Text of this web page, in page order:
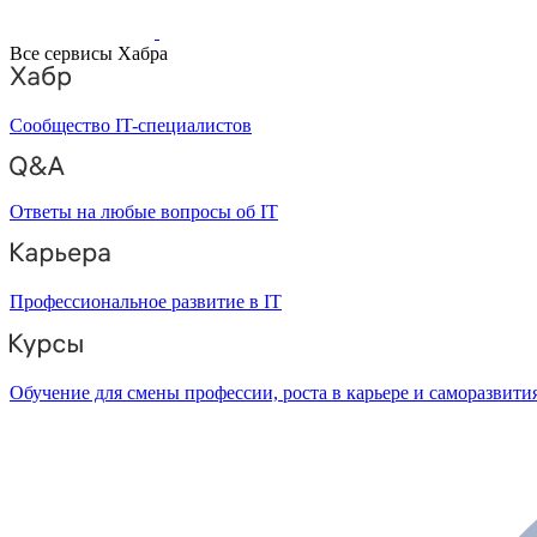
Все сервисы Хабра
Сообщество IT-специалистов
Ответы на любые вопросы об IT
Профессиональное развитие в IT
Обучение для смены профессии, роста в карьере и